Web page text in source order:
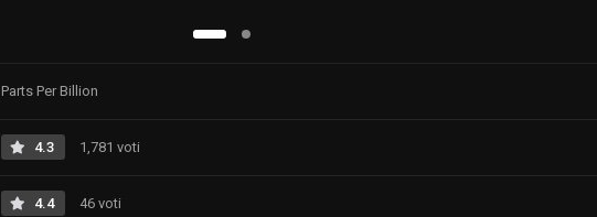
Parts Per Billion
4.3 1,781 voti
4.4 46 voti